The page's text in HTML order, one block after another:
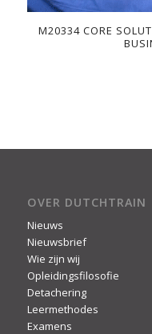
M20334 CORE
OVER DUTCHTRAIN
Nieuws
Nieuwsbrief
Wie zijn wij
Opleidingsfilosofie
Detachering
Leermethodes
Examens